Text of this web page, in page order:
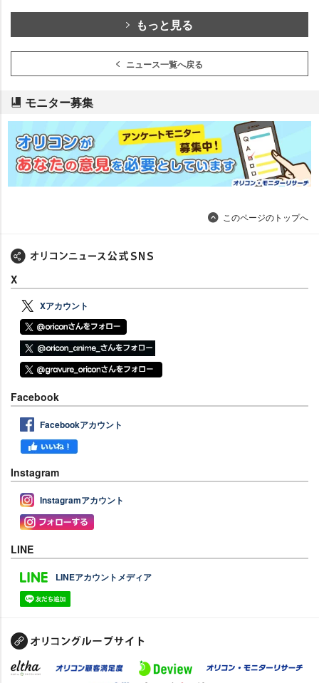
もっと見る
ニュース一覧へ戻る
モニター募集
このページのトップへ
X
Xアカウント
Facebook
Facebookアカウント
Instagram
Instagramアカウント
LINE
LINEアカウントメディア